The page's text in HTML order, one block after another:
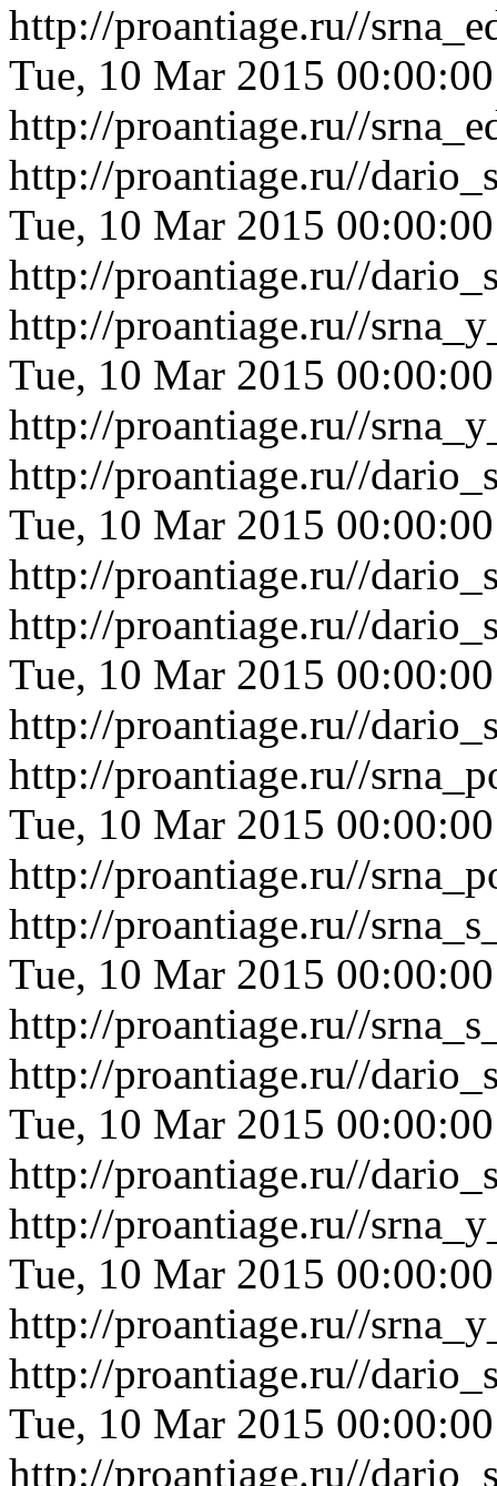
http://proantiage.ru//
Tue, 10 Mar 2015
http://proantiage.ru//
http://proantiage.ru//
Tue, 10 Mar 2015
http://proantiage.ru//
http://proantiage.ru//
Tue, 10 Mar 2015
http://proantiage.ru//
http://proantiage.ru//
Tue, 10 Mar 2015
http://proantiage.ru//
http://proantiage.ru//
Tue, 10 Mar 2015
http://proantiage.ru//
http://proantiage.ru//
Tue, 10 Mar 2015
http://proantiage.ru//
http://proantiage.ru//
Tue, 10 Mar 2015
http://proantiage.ru//
http://proantiage.ru//
Tue, 10 Mar 2015
http://proantiage.ru//
http://proantiage.ru//
Tue, 10 Mar 2015
http://proantiage.ru//
http://proantiage.ru//
Tue, 10 Mar 2015
http://proantiage.ru//